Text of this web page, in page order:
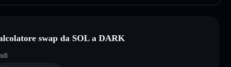
swap da SOL a DARK